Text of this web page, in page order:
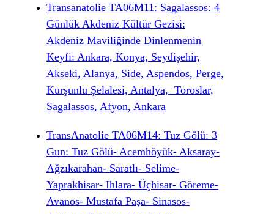
Transanatolie TA06M11: Sagalassos: 4
Günlük Akdeniz Kültür Gezisi:
Akdeniz Maviliğinde Dinlenmenin
Keyfi: Ankara, Konya, Seydişehir,
Akseki, Alanya, Side, Aspendos, Perge,
Kurşunlu Şelalesi, Antalya, Toroslar,
Sagalassos, Afyon, Ankara
TransAnatolie TA06M14: Tuz Gölü: 3
Gun: Tuz Gölü- Acemhöyük- Aksaray-
Ağzıkarahan- Saratlı- Selime-
Yaprakhisar- Ihlara- Üçhisar- Göreme-
Avanos- Mustafa Paşa- Sinasos-